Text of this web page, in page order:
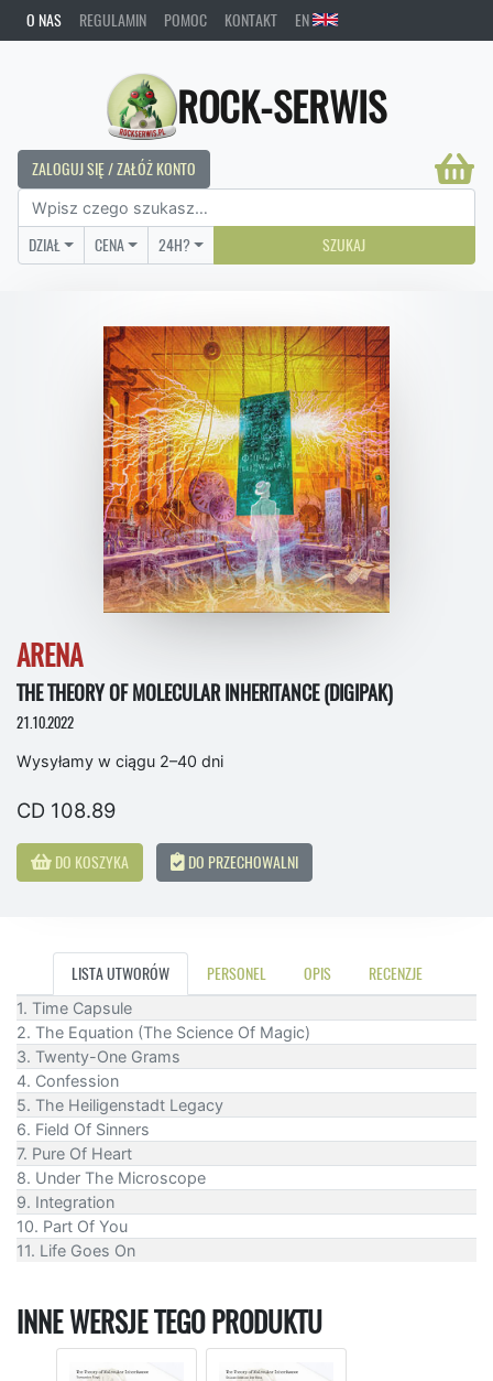
O NAS REGULAMIN POMOC KONTAKT EN
ROCK-SERWIS
ZALOGUJ SIĘ / ZAŁÓŻ KONTO
DZIAŁ CENA 24H? SZUKAJ
ARENA
THE THEORY OF MOLECULAR INHERITANCE (DIGIPAK)
21.10.2022
Wysyłamy w ciągu 2–40 dni
CD 108.89
DO KOSZYKA DO PRZECHOWALNI
LISTA UTWORÓW PERSONEL OPIS RECENZJE
1. Time Capsule
2. The Equation (The Science Of Magic)
3. Twenty-One Grams
4. Confession
5. The Heiligenstadt Legacy
6. Field Of Sinners
7. Pure Of Heart
8. Under The Microscope
9. Integration
10. Part Of You
11. Life Goes On
INNE WERSJE TEGO PRODUKTU